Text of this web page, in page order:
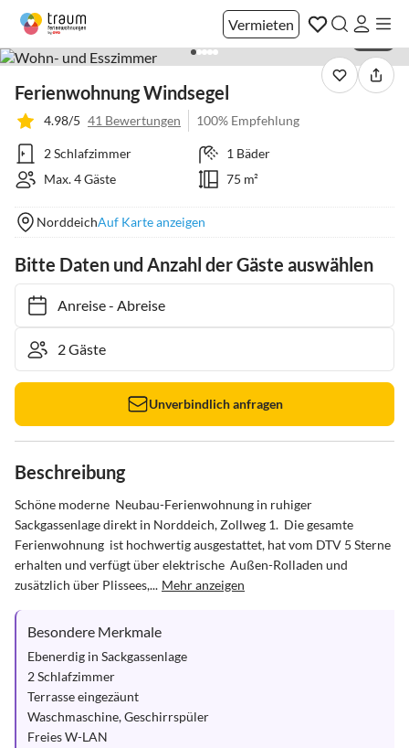
Vermieten
Ferienwohnung Windsegel
4.98/5 41 Bewertungen 100% Empfehlung
2 Schlafzimmer
1 Bäder
Max. 4 Gäste
75 m²
NorddeichAuf Karte anzeigen
Bitte Daten und Anzahl der Gäste auswählen
Anreise- Abreise
Unverbindlich anfragen
Beschreibung
Schöne moderne  Neubau-Ferienwohnung in ruhiger
Sackgassenlage direkt in Norddeich, Zollweg 1.  Die gesamte
Ferienwohnung  ist hochwertig ausgestattet, hat vom DTV 5 Sterne
erhalten und verfügt über elektrische  Außen-Rolladen und
zusätzlich über Plissees,... Mehr anzeigen
Besondere Merkmale
Ebenerdig in Sackgassenlage
2 Schlafzimmer
Terrasse eingezäunt
Waschmaschine, Geschirrspüler
Freies W-LAN